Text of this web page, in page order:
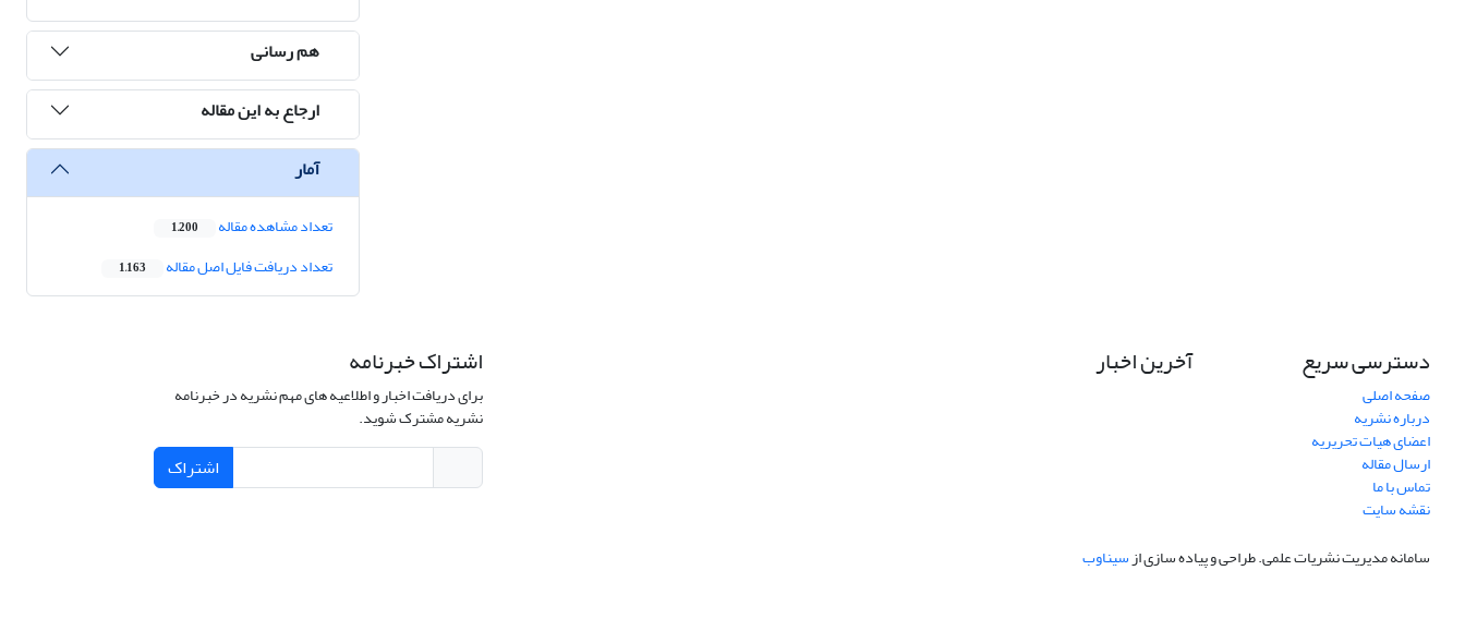
هم رسانی
ارجاع به این مقاله
آمار
تعداد مشاهده مقاله 1,200
تعداد دریافت فایل اصل مقاله 1,163
دسترسی سریع
صفحه اصلی
درباره نشریه
اعضای هیات تحریریه
ارسال مقاله
تماس با ما
نقشه سایت
آخرین اخبار اشتراک خبرنامه
برای دریافت اخبار و اطلاعیه های مهم نشریه در خبرنامه
نشریه مشترک شوید.
اشتراک
سامانه مدیریت نشریات علمی.طراحی و پیاده سازی ازسیناوب